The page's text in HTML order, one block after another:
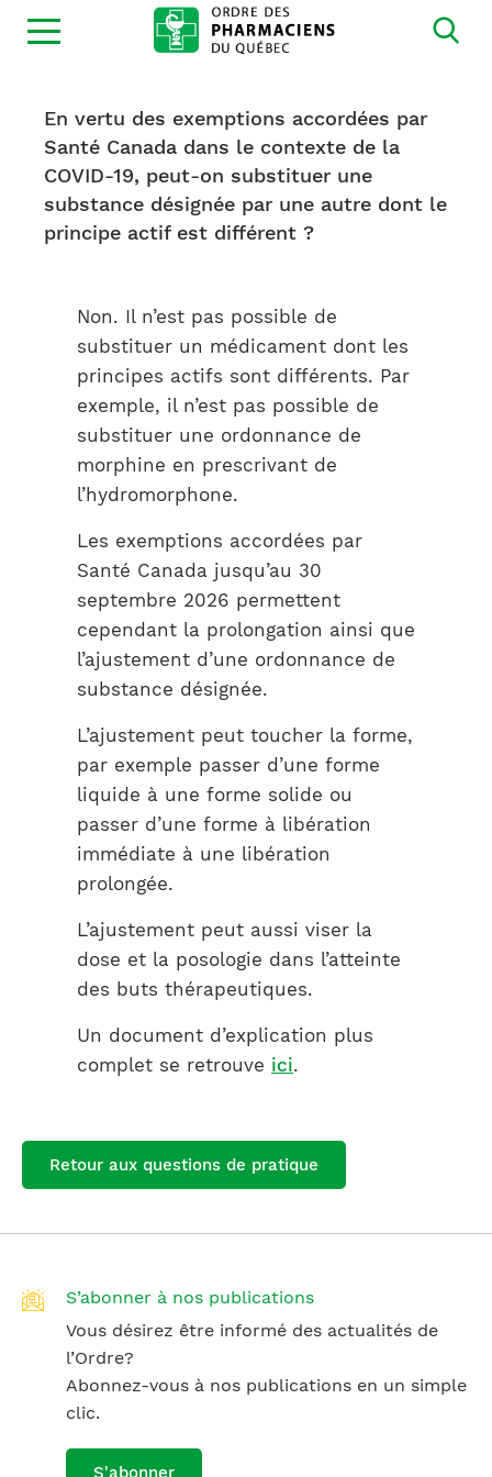
Ouvrir
la
En vertu des exemptions accordées par
Santé Canada dans le contexte de la
COVID-19, peut-on substituer une
substance désignée par une autre dont le
principe actif est différent ?
Non. Il n’est pas possible de
substituer un médicament dont les
principes actifs sont différents. Par
exemple, il n’est pas possible de
substituer une ordonnance de
morphine en prescrivant de
l’hydromorphone.
Les exemptions accordées par
Santé Canada jusqu’au 30
septembre 2026 permettent
cependant la prolongation ainsi que
l’ajustement d’une ordonnance de
substance désignée.
L’ajustement peut toucher la forme,
par exemple passer d’une forme
liquide à une forme solide ou
passer d’une forme à libération
immédiate à une libération
prolongée.
L’ajustement peut aussi viser la
dose et la posologie dans l’atteinte
des buts thérapeutiques.
Un document d’explication plus
complet se retrouve ici.
Retour aux questions de pratique
S’abonner à nos publications
Vous désirez être informé des actualités de
l’Ordre?
Abonnez-vous à nos publications en un simple
clic.
S'abonner